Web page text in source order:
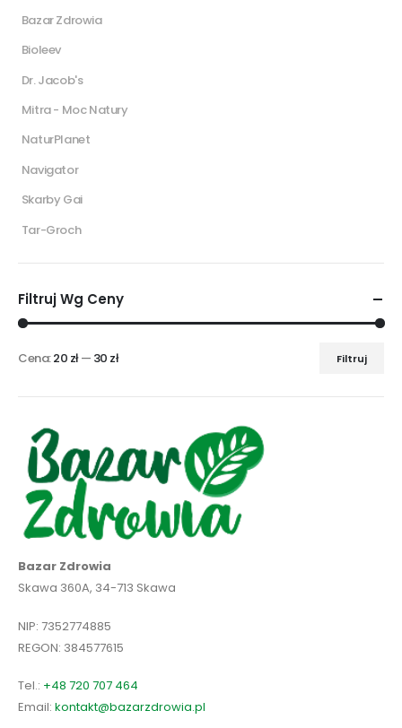
Bazar Zdrowia
Bioleev
Dr. Jacob's
Mitra - Moc Natury
NaturPlanet
Navigator
Skarby Gai
Tar-Groch
Filtruj Wg Ceny
Filtruj
Cena:20 zł— 30 zł
Bazar Zdrowia
Skawa 360A, 34-713 Skawa
NIP: 7352774885
REGON: 384577615
Tel.: +48 720 707 464
Email: kontakt@bazarzdrowia.pl